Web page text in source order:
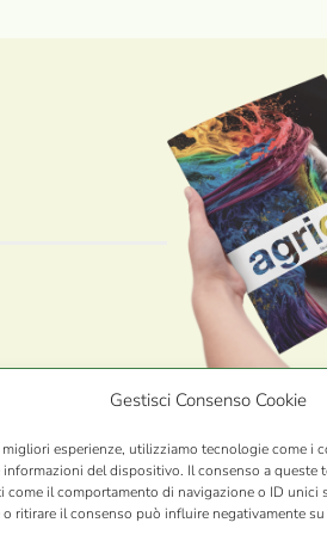
Gestisci Consenso Cookie
migliori esperienze, utilizziamo tecnologie come i
informazioni del dispositivo. Il consenso a queste
come il comportamento di navigazione o ID unici
ritirare il consenso può influire negativamente
n. 01078860473 | Capitale sociale
Economico Amministrativo C.C.I.A.A. di